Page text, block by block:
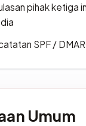
pihak ketiga
SPF /
Umum